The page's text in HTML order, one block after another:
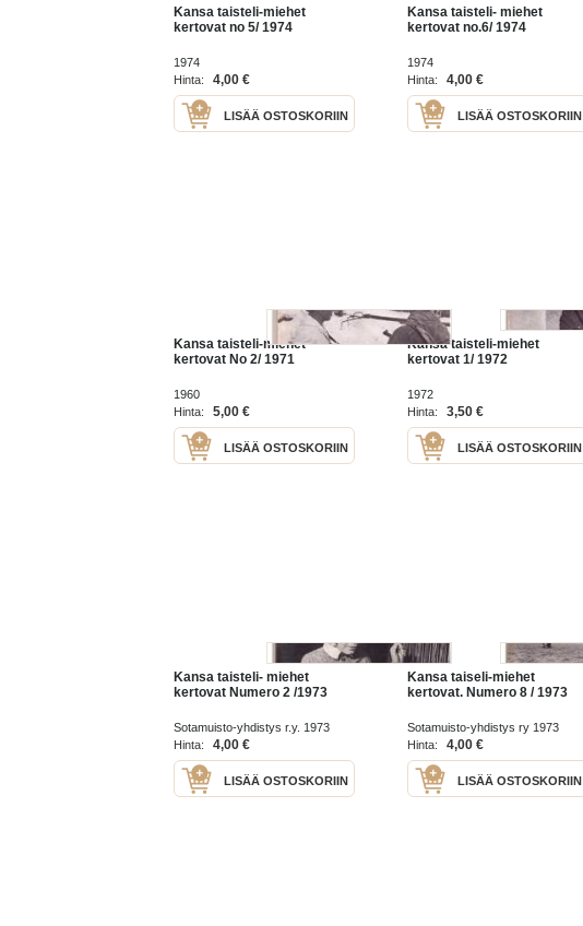
Kansa taisteli-miehet
kertovat no 5/ 1974
1974
Hinta:
4,00 €
LISÄÄ OSTOSKORIIN
Kansa taisteli- miehet
kertovat no.6/ 1974
1974
Hinta:
4,00 €
LISÄÄ OSTOSKORIIN
Kansa taisteli-miehet
kertovat No 2/ 1971
1960
Hinta:
5,00 €
LISÄÄ OSTOSKORIIN
Kansa taisteli-miehet
kertovat 1/ 1972
1972
Hinta:
3,50 €
LISÄÄ OSTOSKORIIN
Kansa taisteli- miehet
kertovat Numero 2 /1973
Sotamuisto-yhdistys r.y. 1973
Hinta:
4,00 €
LISÄÄ OSTOSKORIIN
Kansa taiseli-miehet
kertovat. Numero 8 / 1973
Sotamuisto-yhdistys ry 1973
Hinta:
4,00 €
LISÄÄ OSTOSKORIIN